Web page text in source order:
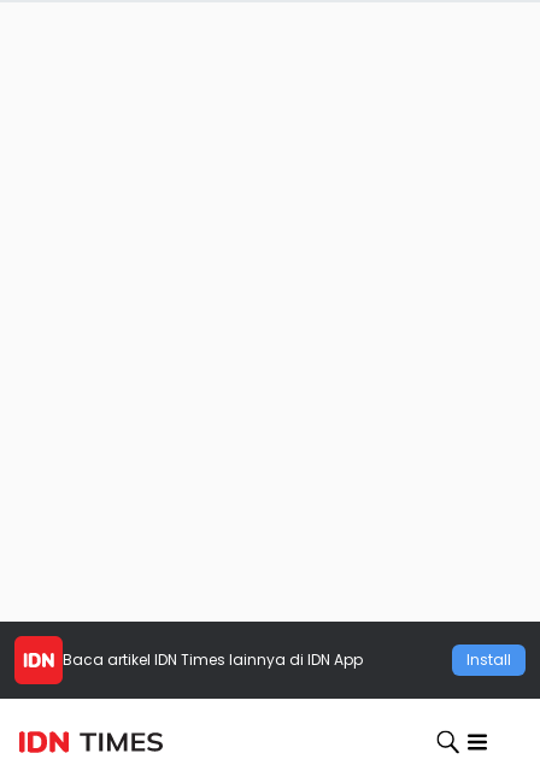
Baca artikel IDN Times lainnya di IDN App Install